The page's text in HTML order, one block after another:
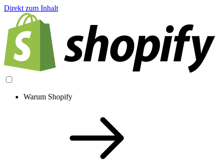
Direkt zum Inhalt
Warum Shopify